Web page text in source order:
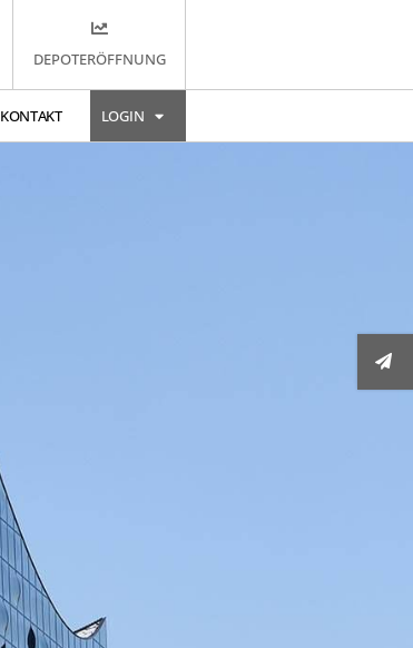
DEPOTERÖFFNUNG
KONTAKT LOGIN